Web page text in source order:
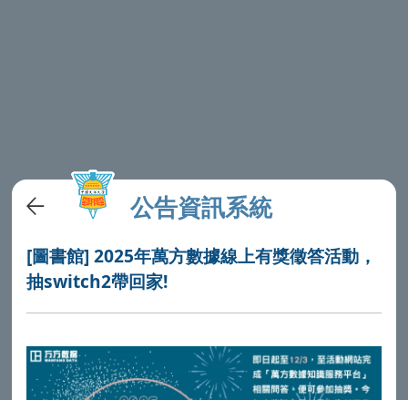
公告資訊系統
[圖書館] 2025年萬方數據線上有獎徵答活動，
抽switch2帶回家!